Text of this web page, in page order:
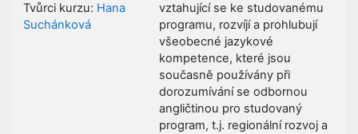
vztahující se ke studovanému
programu, rozvíjí a prohlubují
všeobecné jazykové
kompetence, které jsou
současně používány při
dorozumívání se odbornou
angličtinou pro studovaný
program, t.j. regionální rozvoj a
Tvůrci kurzu: Hana
Suchánková